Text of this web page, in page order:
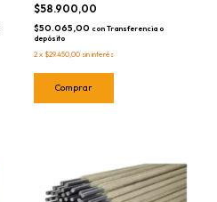
$58.900,00
$50.065,00 con Transferencia o
depósito
2 x $29.450,00 sin interés